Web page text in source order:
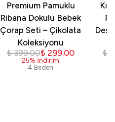
Premium Pamuklu
Ribana Dokulu Bebek
Çorap Seti – Çikolata
Koleksiyonu
₺ 399.00₺ 299.00
25% İndirim
4 Beden
₺